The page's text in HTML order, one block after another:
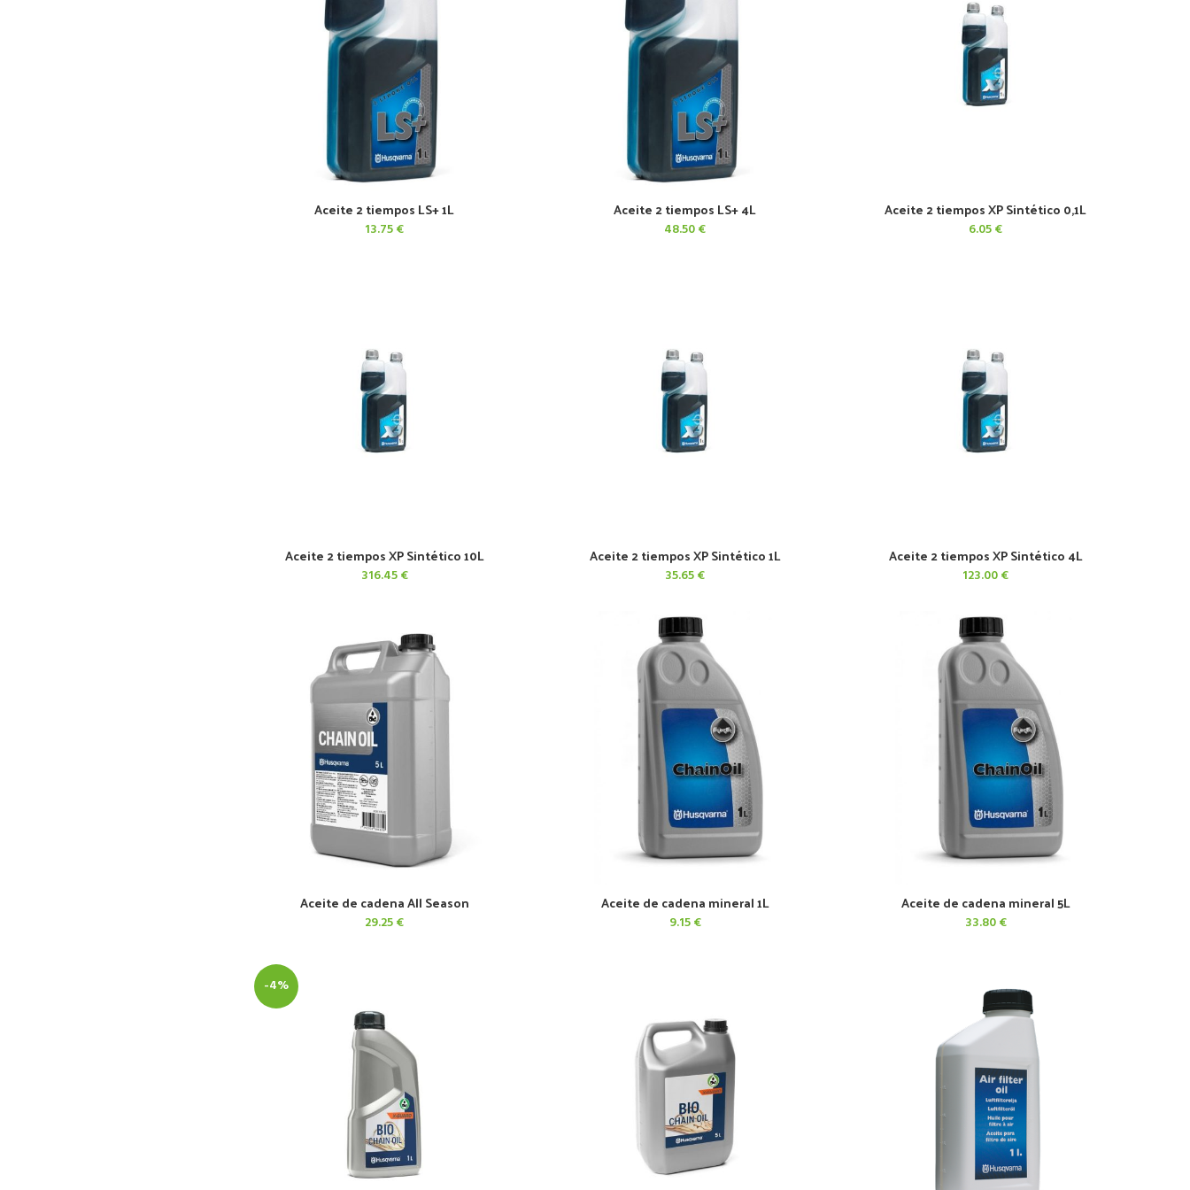
AÑADIR AL CARRITO
Aceite 2 tiempos LS+ 1L
13.75€
AÑADIR AL CARRITO
Aceite 2 tiempos LS+ 4L
48.50€
AÑADIR AL CARRITO
Aceite 2 tiempos XP Sintético 0,1L
6.05€
AÑADIR AL CARRITO
Aceite 2 tiempos XP Sintético 10L
316.45€
AÑADIR AL CARRITO
Aceite 2 tiempos XP Sintético 1L
35.65€
AÑADIR AL CARRITO
Aceite 2 tiempos XP Sintético 4L
123.00€
AÑADIR AL CARRITO
Aceite de cadena All Season
29.25€
AÑADIR AL CARRITO
Aceite de cadena mineral 1L
9.15€
AÑADIR AL CARRITO
Aceite de cadena mineral 5L
33.80€
-4%